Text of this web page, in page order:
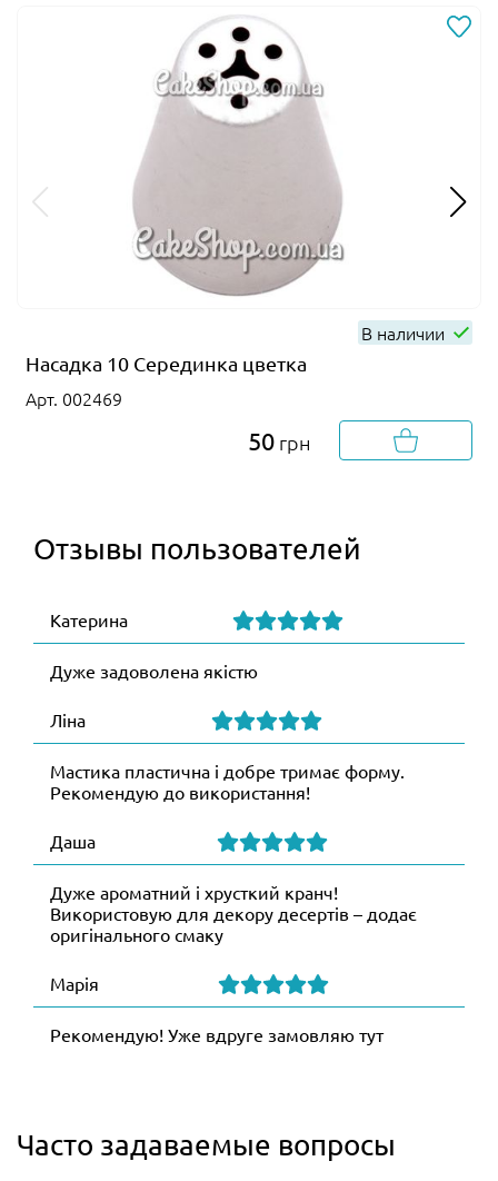
В наличии
Насадка 10 Серединка цветка
Арт. 002469
50 грн
Отзывы пользователей
Катерина
Дуже задоволена якістю
Ліна
Мастика пластична і добре тримає форму.
Рекомендую до використання!
Даша
Дуже ароматний і хрусткий кранч!
Використовую для декору десертів – додає
оригінального смаку
Марія
Рекомендую! Уже вдруге замовляю тут
Часто задаваемые вопросы